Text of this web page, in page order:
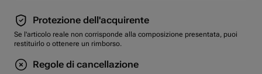
Protezione dell'acquirente
Se l'articolo reale non corrisponde alla composizione presentata, puoi
restituirlo o ottenere un rimborso.
Regole di cancellazione